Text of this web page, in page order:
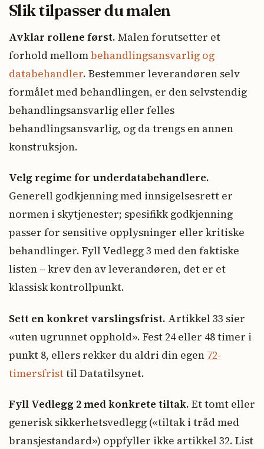
Slik tilpasser du malen
Avklar rollene først. Malen forutsetter et
forhold mellombehandlingsansvarlig og
databehandler. Bestemmer leverandøren selv
formålet med behandlingen, er den selvstendig
behandlingsansvarlig eller felles
behandlingsansvarlig, og da trengs en annen
konstruksjon.
Velg regime for underdatabehandlere.
Generell godkjenning med innsigelsesrett er
normen i skytjenester; spesifikk godkjenning
passer for sensitive opplysninger eller kritiske
behandlinger. Fyll Vedlegg 3 med den faktiske
listen – krev den av leverandøren, det er et
klassisk kontrollpunkt.
Sett en konkret varslingsfrist. Artikkel 33 sier
«uten ugrunnet opphold». Fest 24 eller 48 timer i
punkt 8, ellers rekker du aldri din egen 72-
timersfristtil Datatilsynet.
Fyll Vedlegg 2 med konkrete tiltak. Et tomt eller
generisk sikkerhetsvedlegg («tiltak i tråd med
bransjestandard») oppfyller ikke artikkel 32. List